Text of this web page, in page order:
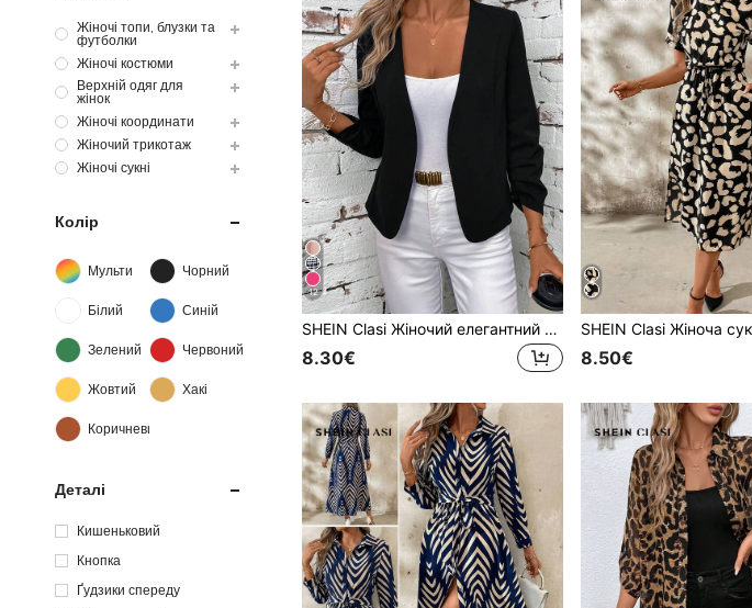
Жіночі топи, блузки та
футболки
Жіночі костюми
Верхній одяг для
жінок
Жіночі координати
Жіночий трикотаж
Жіночі сукні
Колір
Мульти Чорний
Білий Синій
Зелений Червоний
Жовтий Хакі
Коричневий
Деталі
Кишеньковий
Кнопка
Ґудзики спереду
12
SHEIN Clasi Жіночий елегантний чорний жакет з відкритим передом, плісованими рукавами та довгими рукавами, повсякденний, для осені, офісу, весни, пляжу, фестивалю, відпустки та за містом
8.30€ 8.50€